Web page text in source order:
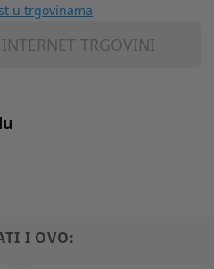
u trgovinama
TRGOVINI
I OVO: